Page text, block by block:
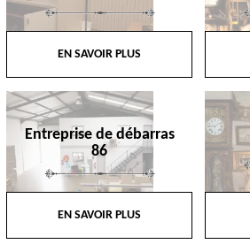
EN SAVOIR PLUS
Entreprise de débarras
86
EN SAVOIR PLUS